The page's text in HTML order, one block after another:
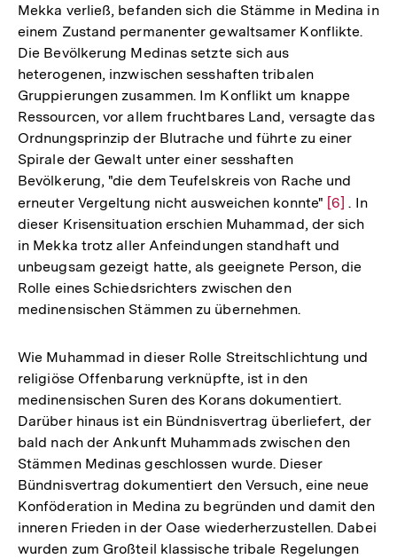
Mekka verließ, befanden sich die Stämme in Medina in
einem Zustand permanenter gewaltsamer Konflikte.
Die Bevölkerung Medinas setzte sich aus
heterogenen, inzwischen sesshaften tribalen
Gruppierungen zusammen. Im Konflikt um knappe
Ressourcen, vor allem fruchtbares Land, versagte das
Ordnungsprinzip der Blutrache und führte zu einer
Spirale der Gewalt unter einer sesshaften
Bevölkerung, "die dem Teufelskreis von Rache und
erneuter Vergeltung nicht ausweichen konnte" Zur
Auflösung
der
Fußnote
[6] . In
dieser Krisensituation erschien Muhammad, der sich
in Mekka trotz aller Anfeindungen standhaft und
unbeugsam gezeigt hatte, als geeignete Person, die
Rolle eines Schiedsrichters zwischen den
medinensischen Stämmen zu übernehmen.
Wie Muhammad in dieser Rolle Streitschlichtung und
religiöse Offenbarung verknüpfte, ist in den
medinensischen Suren des Korans dokumentiert.
Darüber hinaus ist ein Bündnisvertrag überliefert, der
bald nach der Ankunft Muhammads zwischen den
Stämmen Medinas geschlossen wurde. Dieser
Bündnisvertrag dokumentiert den Versuch, eine neue
Konföderation in Medina zu begründen und damit den
inneren Frieden in der Oase wiederherzustellen. Dabei
wurden zum Großteil klassische tribale Regelungen